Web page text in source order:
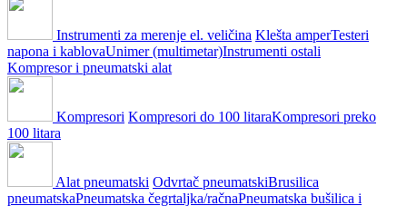
Instrumenti za merenje el. veličina Klešta amperTesteri
napona i kablovaUnimer (multimetar)Instrumenti ostali
Kompresor i pneumatski alat
Kompresori Kompresori do 100 litaraKompresori preko
100 litara
Alat pneumatski Odvrtač pneumatskiBrusilica
pneumatskaPneumatska čegrtaljka/račnaPneumatska bušilica i